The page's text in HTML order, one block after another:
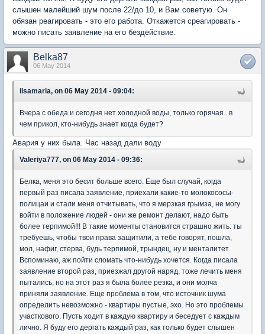
слышен малейший шум после 22/до 10, и Вам советую. Он
обязан реагировать - это его работа. Откажется среагировать -
можно писать заявление на его бездействие.
Belka87
06 May 2014
ilsamaria, on 06 May 2014 - 09:04:
Вчера с обеда и сегодня нет холодной воды, только горячая.. в
чем прикол, кто-нибудь знает когда будет?
Авария у них была. Час назад дали воду
Valeriya777, on 06 May 2014 - 09:36:
Белка, меня это бесит больше всего. Еще был случай, когда
первый раз писала заявление, приехали какие-то молокососы-
полицаи и стали меня отчитывать, что я мерзкая грымза, не могу
войти в положение людей - они же ремонт делают, надо быть
более терпимой!!! В такие моменты становится страшно жить: ты
требуешь, чтобы твои права защитили, а тебе говорят, пошла,
мол, нафиг, стерва, будь терпимой, трындец, ну и менталитет.
Вспоминаю, аж пойти сломать что-нибудь хочется. Когда писала
заявление второй раз, приезжал другой наряд, тоже лечить меня
пытались, но на этот раз я была более резка, и они молча
приняли заявление. Еще проблема в том, что источник шума
определить невозможно - квартиры пустые, эхо. Но это проблемы
участкового. Пусть ходит в каждую квартиру и беседует с каждым
лично. Я буду его дергать каждый раз, как только будет слышен